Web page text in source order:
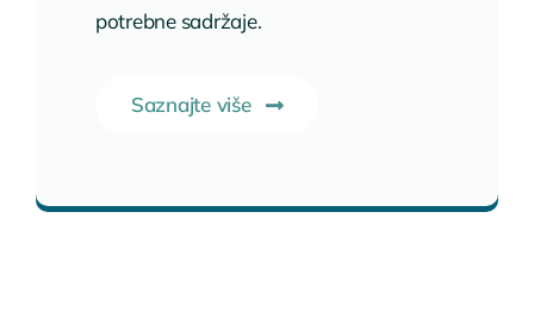
potrebne sadržaje.
Saznajte više